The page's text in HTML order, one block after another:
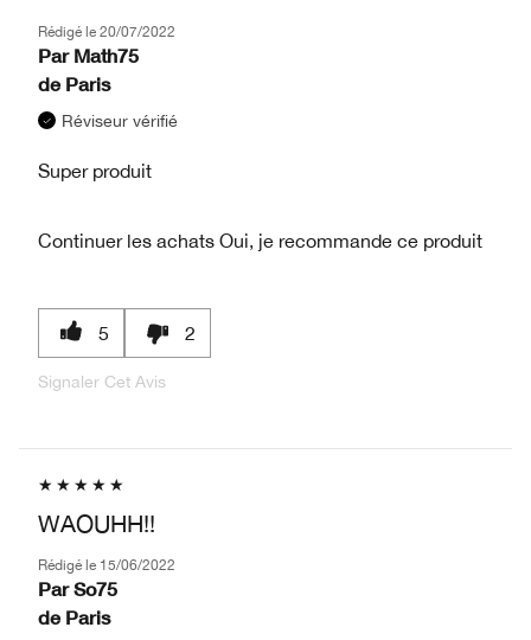
Rédigé le 20/07/2022
Par Math75
de Paris
Réviseur vérifié
Super produit
Continuer les achats Oui, je recommande ce produit
5 2
Signaler Cet Avis
WAOUHH!!
Rédigé le 15/06/2022
Par So75
de Paris